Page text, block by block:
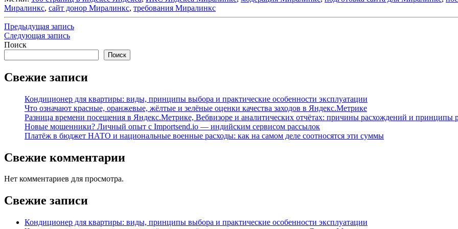
Миралинкс, сайт донор Миралинкс, требования Миралинкс
Навигация
по
Предыдущая
запись
Предыдущая запись
Следующая
запись
Следующая запись
Поиск
Поиск
Свежие записи
Кондиционер для квартиры: виды, принципы выбора и практические особенности эксплуатации
Что означают красные, оранжевые, жёлтые и зелёные оценки качества заходов в Яндекс.Метрике
Разница времени посещения в Яндекс.Метрике, Вебвизоре и аналитических отчётах: причины расхождений и принципы
Новые мошенники? Личный опыт с Importsend.io — индийским сервисом рассылок
Платёж в бюджет НАТО и национальные военные расходы: как на самом деле соотносятся эти суммы
Свежие комментарии
Нет комментариев для просмотра.
Свежие записи
Кондиционер для квартиры: виды, принципы выбора и практические особенности эксплуатации